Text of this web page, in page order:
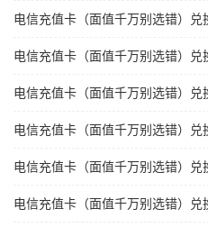
电信充值卡（面值千万别选错）兑
电信充值卡（面值千万别选错）兑
电信充值卡（面值千万别选错）兑
电信充值卡（面值千万别选错）兑
电信充值卡（面值千万别选错）兑
电信充值卡（面值千万别选错）兑